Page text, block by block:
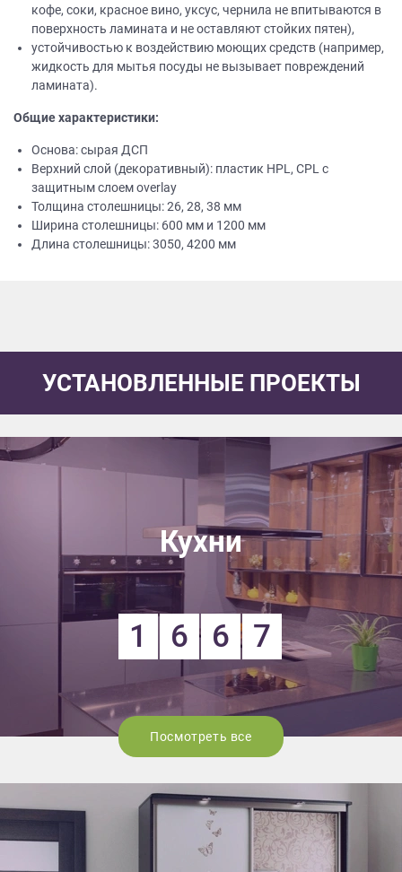
кофе, соки, красное вино, уксус, чернила не впитываются в
поверхность ламината и не оставляют стойких пятен),
устойчивостью к воздействию моющих средств (например,
жидкость для мытья посуды не вызывает повреждений
ламината).
Общие характеристики:
Основа: сырая ДСП
Верхний слой (декоративный): пластик HPL, CPL с
защитным слоем overlay
Толщина столешницы: 26, 28, 38 мм
Ширина столешницы: 600 мм и 1200 мм
Длина столешницы: 3050, 4200 мм
УСТАНОВЛЕННЫЕ ПРОЕКТЫ
Кухни
1 6 6 7
Посмотреть все